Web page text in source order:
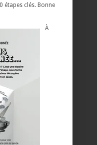
étapes clés. Bonne
À